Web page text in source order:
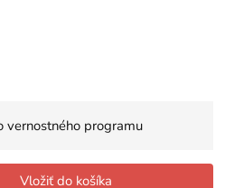
vernostného programu